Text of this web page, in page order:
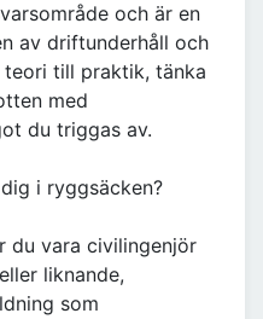
och är en
av driftunderhåll och
till praktik, tänka
med
du triggas av.
i ryggsäcken?
du vara civilingenjör
liknande,
som